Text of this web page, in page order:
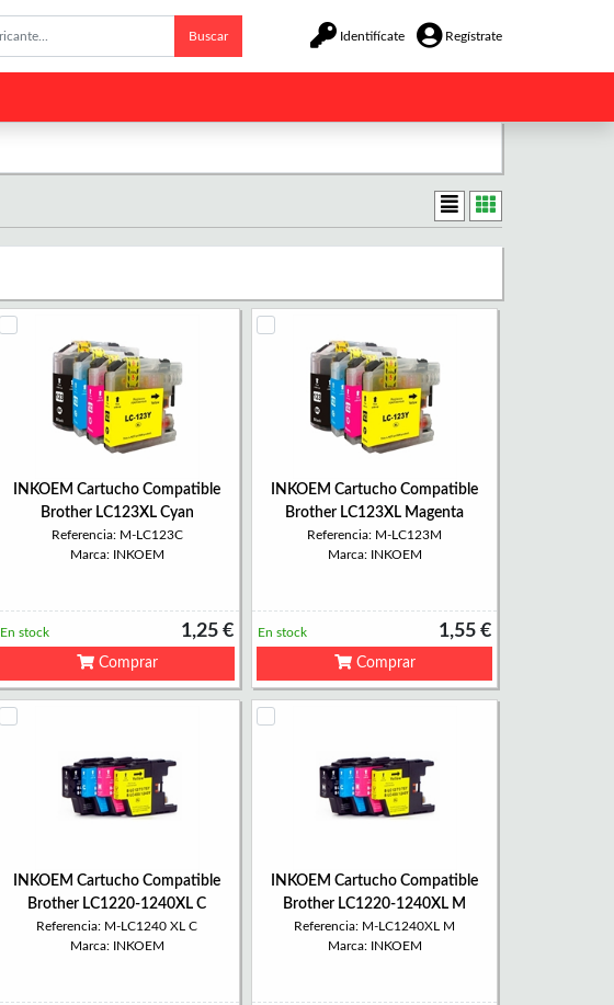
Buscar Identifícate Regístrate
INKOEM Cartucho Compatible
Brother LC123XL Cyan
Referencia: M-LC123C
Marca: INKOEM
1,25 €
En stock
Comprar
INKOEM Cartucho Compatible
Brother LC123XL Magenta
Referencia: M-LC123M
Marca: INKOEM
1,55 €
En stock
Comprar
INKOEM Cartucho Compatible
Brother LC1220-1240XL C
Referencia: M-LC1240 XL C
Marca: INKOEM
INKOEM Cartucho Compatible
Brother LC1220-1240XL M
Referencia: M-LC1240XL M
Marca: INKOEM